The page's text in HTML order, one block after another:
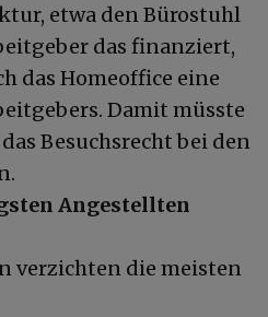
etwa den Bürostuhl
das finanziert,
das Homeoffice eine
Damit müsste
Besuchsrecht bei den
Angestellten
verzichten die meisten